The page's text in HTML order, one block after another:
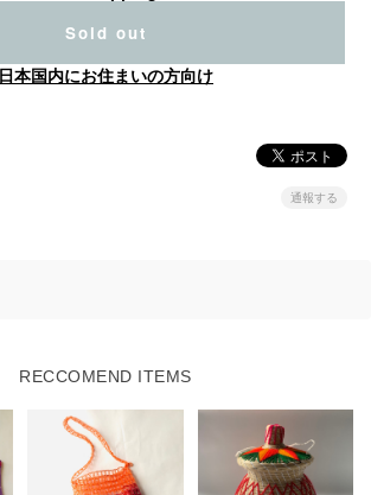
Sold out
日本国内にお住まいの方向け
通報する
RECCOMEND ITEMS